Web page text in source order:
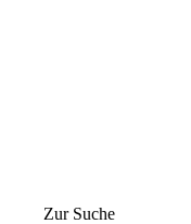
Zur Suche